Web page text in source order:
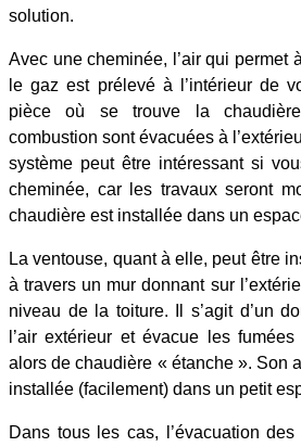
solution.
Avec une cheminée, l’air qui permet
le gaz est prélevé à l’intérieur de
pièce où se trouve la
combustion sont évacuées à
système peut être intéressant si
cheminée, car les travaux seront
chaudière est installée dans un
La ventouse, quant à elle, peut être
à travers un mur donnant sur
niveau de la toiture. Il s’agit d’un
l’air extérieur et évacue les
alors de chaudière « étanche ». Son
installée (facilement) dans un petit
Dans tous les cas, l’évacuation